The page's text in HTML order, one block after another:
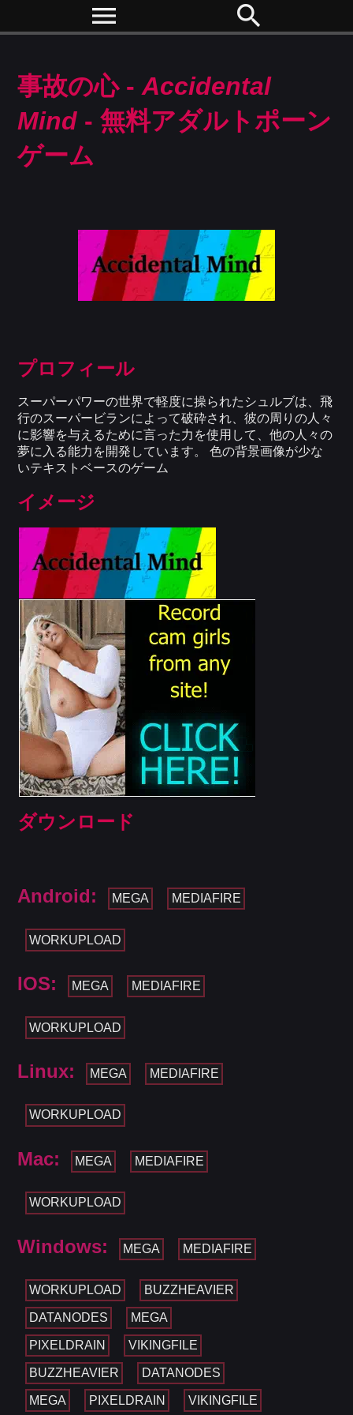
menu search
事故の心 -Accidental
Mind - 無料アダルトポーン
ゲーム
プロフィール
スーパーパワーの世界で軽度に操られたシュルブは、飛
行のスーパービランによって破砕され、彼の周りの人々
に影響を与えるために言った力を使用して、他の人々の
夢に入る能力を開発しています。 色の背景画像が少な
いテキストベースのゲーム
イメージ
ダウンロード
Android: MEGA MEDIAFIRE
WORKUPLOAD
IOS: MEGA MEDIAFIRE
WORKUPLOAD
Linux: MEGA MEDIAFIRE
WORKUPLOAD
Mac: MEGA MEDIAFIRE
WORKUPLOAD
Windows: MEGA MEDIAFIRE
WORKUPLOAD BUZZHEAVIER
DATANODES MEGA
PIXELDRAIN VIKINGFILE
BUZZHEAVIER DATANODES
MEGA PIXELDRAIN VIKINGFILE